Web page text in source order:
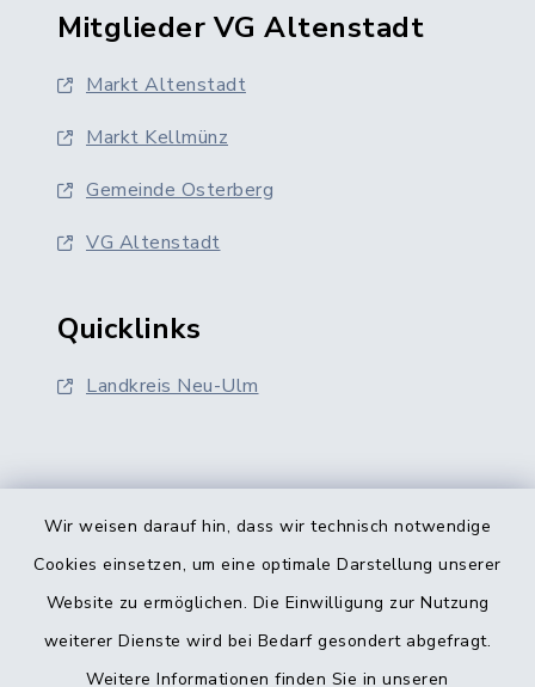
Wir weisen darauf hin, dass wir technisch notwendige
Cookies einsetzen, um eine optimale Darstellung unserer
Website zu ermöglichen. Die Einwilligung zur Nutzung
weiterer Dienste wird bei Bedarf gesondert abgefragt.
Weitere Informationen finden Sie in unseren
Mitglieder VG Altenstadt
Markt Altenstadt
Markt Kellmünz
Gemeinde Osterberg
VG Altenstadt
Quicklinks
Landkreis Neu-Ulm
Kontakt